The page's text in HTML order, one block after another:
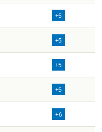
+5
+5
+5
+5
+6